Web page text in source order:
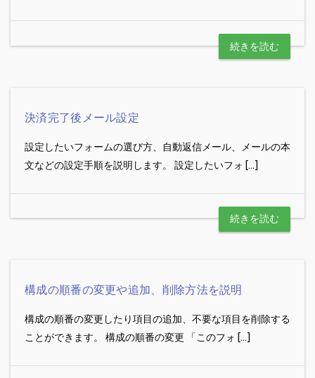
続きを読む
決済完了後メール設定
設定したいフォームの選び方、自動返信メール、メールの本
文などの設定手順を説明します。 設定したいフォ […]
続きを読む
構成の順番の変更や追加、削除方法を説明
構成の順番の変更したり項目の追加、不要な項目を削除する
ことができます。 構成の順番の変更 「このフォ […]